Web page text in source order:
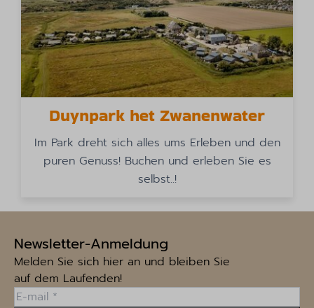
Duynpark het Zwanenwater
Im Park dreht sich alles ums Erleben und den
puren Genuss! Buchen und erleben Sie es
selbst..!
Newsletter-Anmeldung
Melden Sie sich hier an und bleiben Sie
auf dem Laufenden!